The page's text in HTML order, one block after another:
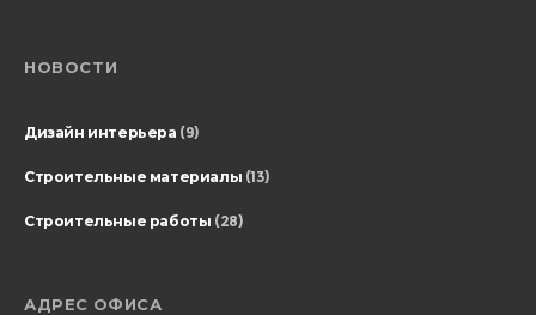
НОВОСТИ
Дизайн интерьера (9)
Строительные материалы (13)
Строительные работы (28)
АДРЕС ОФИСА